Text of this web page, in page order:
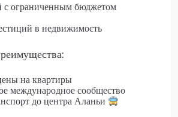
с ограниченным бюджетом
в недвижимость
на квартиры
международное сообщество
до центра Аланьи